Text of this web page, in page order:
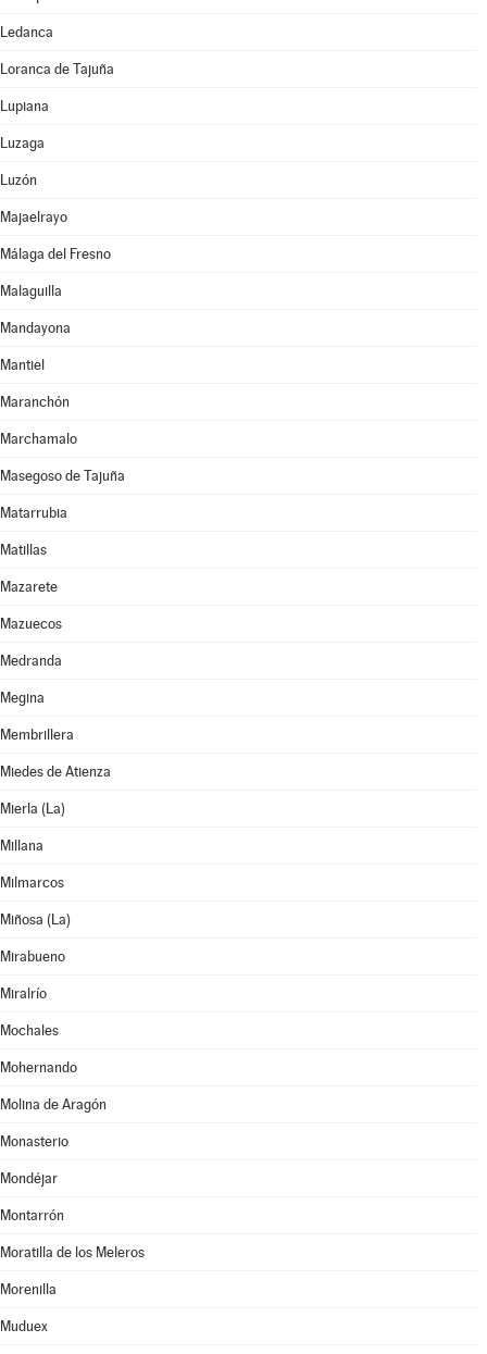
Ledanca
Loranca de Tajuña
Lupiana
Luzaga
Luzón
Majaelrayo
Málaga del Fresno
Malaguilla
Mandayona
Mantiel
Maranchón
Marchamalo
Masegoso de Tajuña
Matarrubia
Matillas
Mazarete
Mazuecos
Medranda
Megina
Membrillera
Miedes de Atienza
Mierla (La)
Millana
Milmarcos
Miñosa (La)
Mirabueno
Miralrío
Mochales
Mohernando
Molina de Aragón
Monasterio
Mondéjar
Montarrón
Moratilla de los Meleros
Morenilla
Muduex